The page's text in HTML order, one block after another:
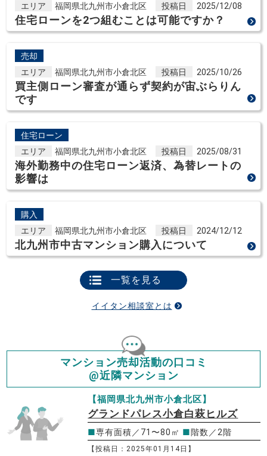
エリア
福岡県北九州市小倉北区 投稿日 2025/12/08
住宅ローンを2つ組むことは可能ですか？
売却
エリア
福岡県北九州市小倉北区 投稿日 2025/10/26
買主側ローン審査が通らず契約が宙ぶらりん
です
住宅ローン
エリア
福岡県北九州市小倉北区 投稿日 2025/08/31
海外勤務中の住宅ローン返済、為替レートの
影響は
購入
エリア
福岡県北九州市小倉北区 投稿日 2024/12/12
北九州市中古マンション購入について
一覧を見る
イイタン相談室とは
マンション売却活動の口コミ
@近隣マンション
【福岡県北九州市小倉北区】
グランドパレス小倉白萩ヒルズ
■専有面積／71〜80㎡ ■階数／2階
【投稿日：2025年01月14日】